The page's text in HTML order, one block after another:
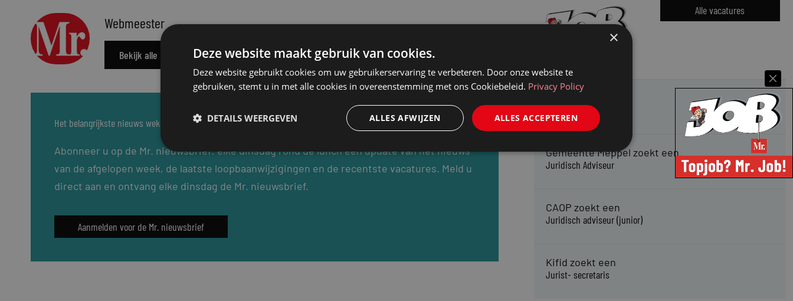
Webmeester
Bekijk alle berichten
Het belangrijkste nieuws wekelijks in uw inbox?
Abonneer u op de Mr. nieuwsbrief: elke dinsdag rond de lunch een update van het nieuws
van de afgelopen week, de laatste loopbaanwijzigingen en de recentste vacatures. Meld u
direct aan en ontvang elke dinsdag de Mr. nieuwsbrief.
Aanmelden voor de Mr. nieuwsbrief
Alle vacatures
Jurist Arbeidsrecht
Gemeente Meppel zoekt een
Juridisch Adviseur
CAOP zoekt een
Juridisch adviseur (junior)
Kifid zoekt een
Jurist- secretaris
×
Deze website maakt gebruik van cookies.
Deze website gebruikt cookies om uw gebruikerservaring te verbeteren. Door onze website te
gebruiken, stemt u in met alle cookies in overeenstemming met ons Cookiebeleid. Privacy Policy
ALLES ACCEPTEREN
ALLES AFWIJZEN
DETAILS WEERGEVEN